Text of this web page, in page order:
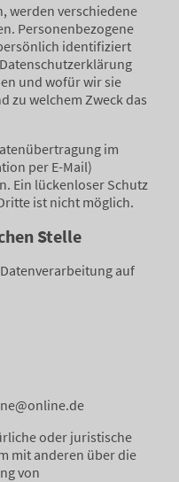
werden verschiedene
Personenbezogene
identifiziert
und wofür wir sie
zu welchem Zweck das
im
per E-Mail)
Ein lückenloser Schutz
ist nicht möglich.
Stelle
auf
oder juristische
mit anderen über die
von